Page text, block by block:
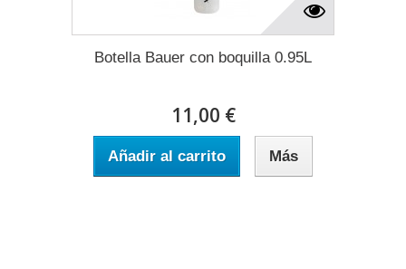
Botella Bauer con boquilla 0.95L
11,00 €
Añadir al carrito Más